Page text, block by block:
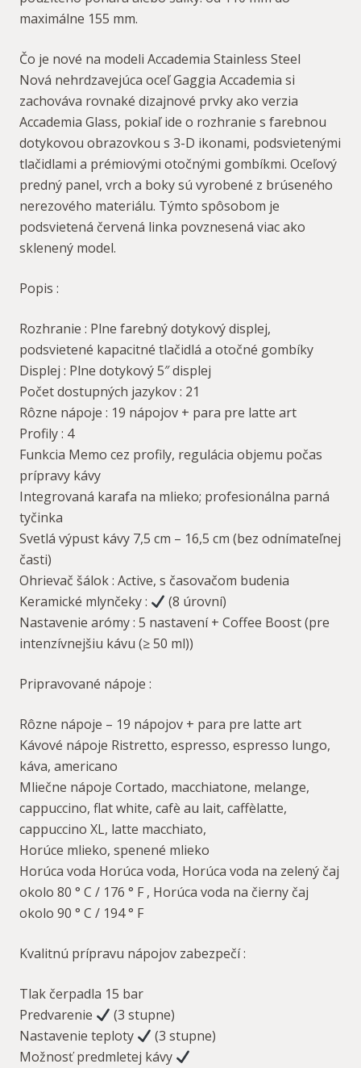
maximálne 155 mm.
Čo je nové na modeli Accademia Stainless Steel
Nová nehrdzavejúca oceľ Gaggia Accademia si
zachováva rovnaké dizajnové prvky ako verzia
Accademia Glass, pokiaľ ide o rozhranie s farebnou
dotykovou obrazovkou s 3-D ikonami, podsvietenými
tlačidlami a prémiovými otočnými gombíkmi. Oceľový
predný panel, vrch a boky sú vyrobené z brúseného
nerezového materiálu. Týmto spôsobom je
podsvietená červená linka povznesená viac ako
sklenený model.
Popis :
Rozhranie : Plne farebný dotykový displej,
podsvietené kapacitné tlačidlá a otočné gombíky
Displej : Plne dotykový 5″ displej
Počet dostupných jazykov : 21
Rôzne nápoje : 19 nápojov + para pre latte art
Profily : 4
Funkcia Memo cez profily, regulácia objemu počas
prípravy kávy
Integrovaná karafa na mlieko; profesionálna parná
tyčinka
Svetlá výpust kávy 7,5 cm – 16,5 cm (bez odnímateľnej
časti)
Ohrievač šálok : Active, s časovačom budenia
Keramické mlynčeky :
(8 úrovní)
Nastavenie arómy : 5 nastavení + Coffee Boost (pre
intenzívnejšiu kávu (≥ 50 ml))
Pripravované nápoje :
Rôzne nápoje – 19 nápojov + para pre latte art
Kávové nápoje Ristretto, espresso, espresso lungo,
káva, americano
Mliečne nápoje Cortado, macchiatone, melange,
cappuccino, flat white, cafè au lait, caffèlatte,
cappuccino XL, latte macchiato,
Horúce mlieko, spenené mlieko
Horúca voda Horúca voda, Horúca voda na zelený čaj
okolo 80 ° C / 176 ° F , Horúca voda na čierny čaj
okolo 90 ° C / 194 ° F
Kvalitnú prípravu nápojov zabezpečí :
Tlak čerpadla 15 bar
Predvarenie
(3 stupne)
Nastavenie teploty
(3 stupne)
Možnosť predmletej kávy